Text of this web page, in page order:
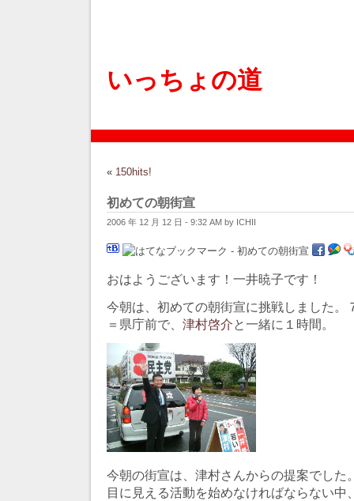
いっちょの道
« 150hits!
初めての朝街宣
2006 年 12 月 12 日 - 9:32 AM by ICHII
おはようございます！一井暁子です！
今朝は、初めての朝街宣に挑戦しました。
＝県庁前で、 津村啓介と一緒に１時間。
今朝の街宣は、津村さんからの提案でした
目に見える活動を始めなければならない中